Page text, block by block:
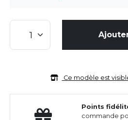
Ce modèle est
Points
commande